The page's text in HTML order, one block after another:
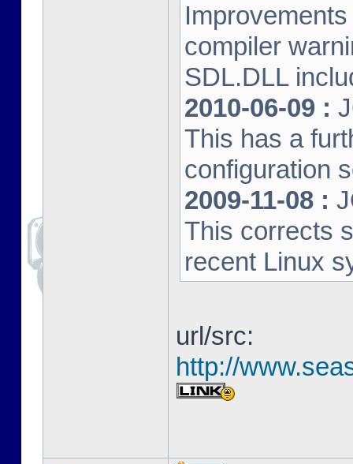
compiler
SDL.DLL
2010-06-09 :
This has a
configuration
2009-11-08 :
This corrects
recent Linux
url/src:
http://